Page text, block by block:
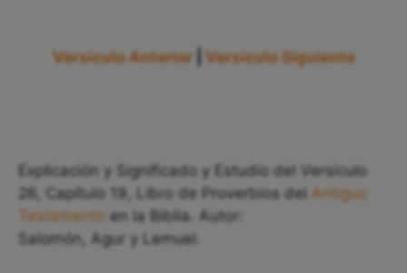
Versículo Anterior Versículo Siguiente
Explicación y Significado y Estudio del Versículo
26, Capítulo 19, Libro de Proverbios del Antiguo
Testamento en la Biblia. Autor:
Salomón, Agur y Lemuel.